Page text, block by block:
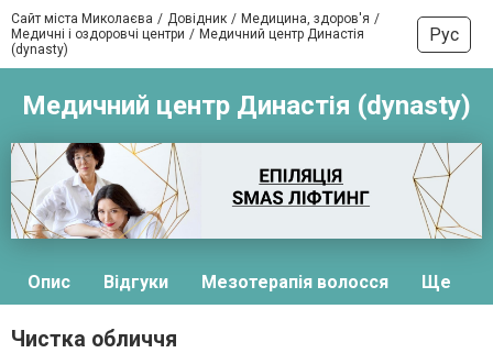
Сайт міста Миколаєва Довідник
Медицина, здоров'я
Медичні і оздоровчі центри
Медичний центр Династія
(dynasty)
Рус
Медичний центр Династія (dynasty)
Опис Відгуки Мезотерапія волосся Ще
Чистка обличчя